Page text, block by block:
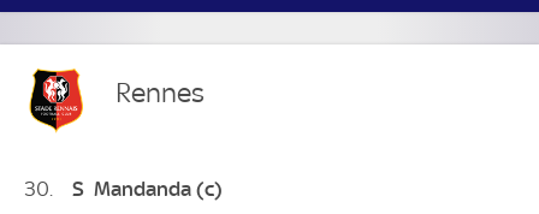
Rennes
30 S Mandanda (c)